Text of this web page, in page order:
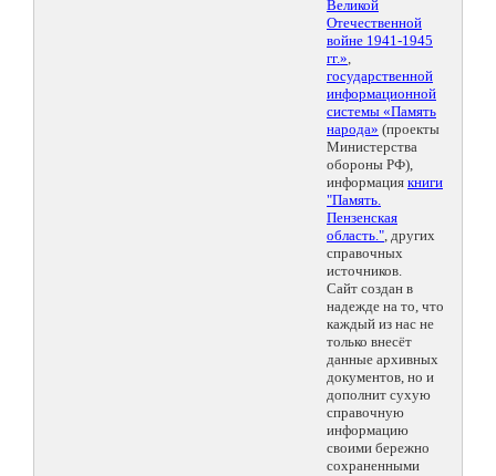
Великой
Отечественной
войне 1941-1945
гг.»,
государственной
информационной
системы «Память
народа» (проекты
Министерства
обороны РФ),
информация книги
"Память.
Пензенская
область.", других
справочных
источников.
Сайт создан в
надежде на то, что
каждый из нас не
только внесёт
данные архивных
документов, но и
дополнит сухую
справочную
информацию
своими бережно
сохраненными